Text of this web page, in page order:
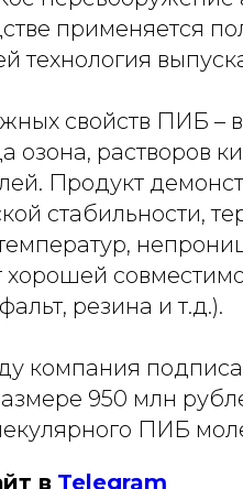
применяется
технология
свойств ПИБ –
озона, растворов
Продукт
стабильности,
хорошей
резина и т.д.).
компания
950 млн
ПИБ
в Telegram